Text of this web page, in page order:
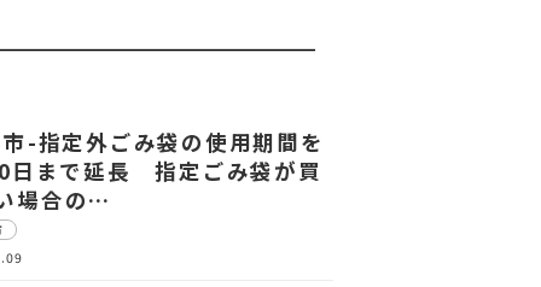
-指定外ごみ袋の使用期間を
日まで延長 指定ごみ袋が買
場合の…